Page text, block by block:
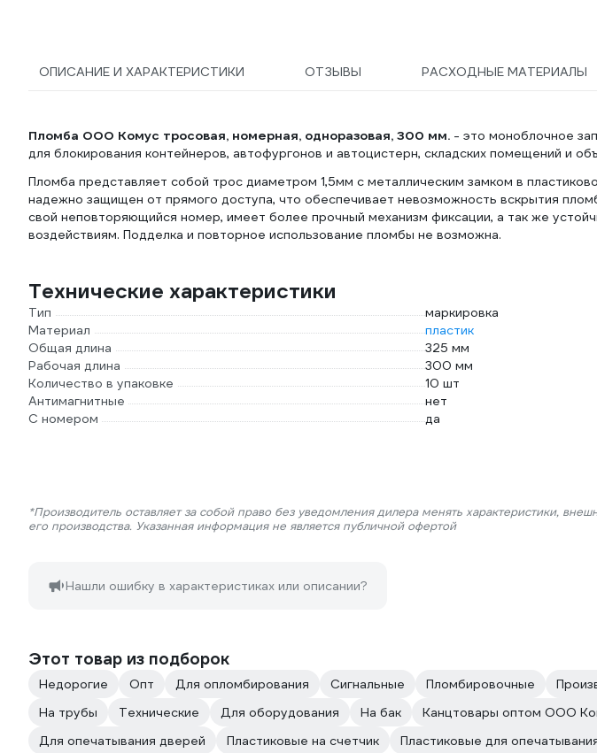
ОПИСАНИЕ И ХАРАКТЕРИСТИКИ ОТЗЫВЫ РАСХОДНЫЕ МАТЕРИАЛЫ
Пломба ООО Комус тросовая, номерная, одноразовая, 300 мм. - это моноблочное
для блокирования контейнеров, автофургонов и автоцистерн, складских помещений и
Пломба представляет собой трос диаметром 1,5мм с металлическим замком в
надежно защищен от прямого доступа, что обеспечивает невозможность вскрытия
свой неповторяющийся номер, имеет более прочный механизм фиксации, а так же
воздействиям. Подделка и повторное использование пломбы не возможна.
Технические характеристики
Тип
маркировка
Материал
пластик
Общая длина
325 мм
Рабочая длина
300 мм
Количество в упаковке
10 шт
Антимагнитные
нет
С номером
да
*Производитель оставляет за собой право без уведомления дилера менять характеристики,
его производства. Указанная информация не является публичной офертой
Нашли ошибку в характеристиках или описании?
Этот товар из подборок
Недорогие Опт Для опломбирования Сигнальные Пломбировочные
На трубы
Технические Для оборудования На бак Канцтовары оптом ООО
Для опечатывания дверей
Пластиковые на счетчик Пластиковые для